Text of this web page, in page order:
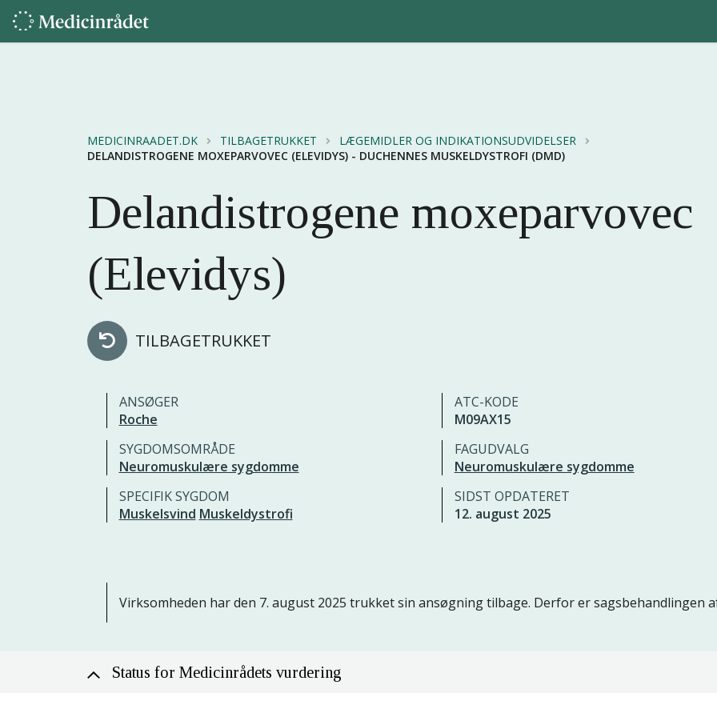
MEDICINRAADET.DK TILBAGETRUKKET
LÆGEMIDLER OG INDIKATIONSUDVIDELSER
DELANDISTROGENE MOXEPARVOVEC (ELEVIDYS) - DUCHENNES MUSKELDYSTROFI (DMD)
Delandistrogene moxeparvovec
(Elevidys)
TILBAGETRUKKET
ANSØGER
Roche
ATC-KODE
M09AX15
SYGDOMSOMRÅDE
Neuromuskulære sygdomme
FAGUDVALG
Neuromuskulære sygdomme
SPECIFIK SYGDOM
Muskelsvind Muskeldystrofi
SIDST OPDATERET
12. august 2025
Virksomheden har den 7. august 2025 trukket sin ansøgning tilbage. Derfor er sagsbehandlingen
Status for Medicinrådets vurdering